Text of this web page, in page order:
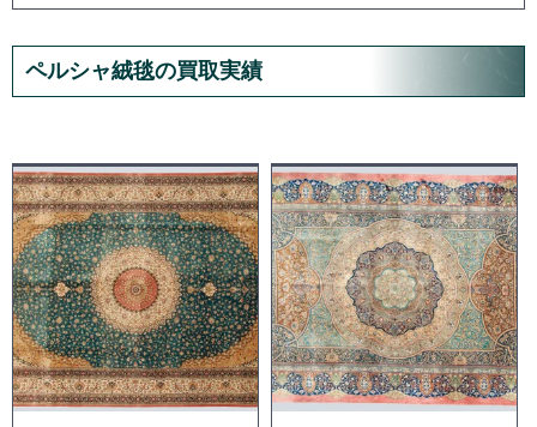
ペルシャ絨毯の買取実績